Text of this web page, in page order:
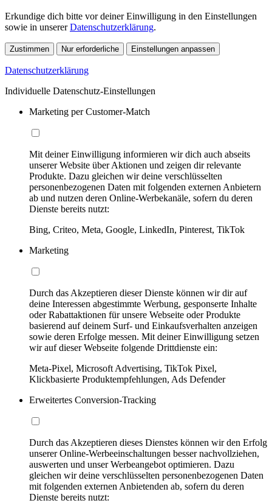
Erkundige dich bitte vor deiner Einwilligung in den Einstellungen
sowie in unsererDatenschutzerklärung.
Zustimmen Nur erforderliche Einstellungen anpassen
Datenschutzerklärung
Individuelle Datenschutz-Einstellungen
Marketing per Customer-Match
Mit deiner Einwilligung informieren wir dich auch abseits
unserer Website über Aktionen und zeigen dir relevante
Produkte. Dazu gleichen wir deine verschlüsselten
personenbezogenen Daten mit folgenden externen Anbietern
ab und nutzen deren Online-Werbekanäle, sofern du deren
Dienste bereits nutzt:
Bing, Criteo, Meta, Google, LinkedIn, Pinterest, TikTok
Marketing
Durch das Akzeptieren dieser Dienste können wir dir auf
deine Interessen abgestimmte Werbung, gesponserte Inhalte
oder Rabattaktionen für unsere Webseite oder Produkte
basierend auf deinem Surf- und Einkaufsverhalten anzeigen
sowie deren Erfolge messen. Mit deiner Einwilligung setzen
wir auf dieser Webseite folgende Drittdienste ein:
Meta-Pixel, Microsoft Advertising, TikTok Pixel,
Klickbasierte Produktempfehlungen, Ads Defender
Erweitertes Conversion-Tracking
Durch das Akzeptieren dieses Dienstes können wir den Erfolg
unserer Online-Werbeeinschaltungen besser nachvollziehen,
auswerten und unser Werbeangebot optimieren. Dazu
gleichen wir deine verschlüsselten personenbezogenen Daten
mit folgenden externen Anbietenden ab, sofern du deren
Dienste bereits nutzt: